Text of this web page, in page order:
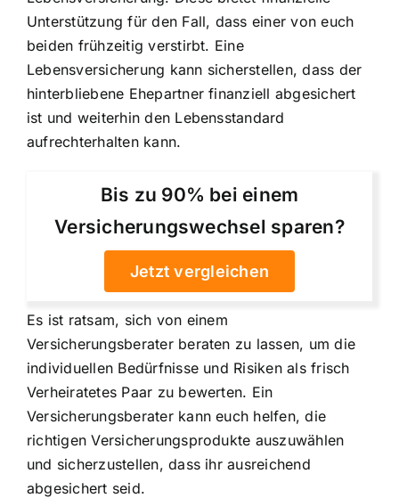
Unterstützung für den Fall, dass einer von euch
beiden frühzeitig verstirbt. Eine
Lebensversicherung kann sicherstellen, dass der
hinterbliebene Ehepartner finanziell abgesichert
ist und weiterhin den Lebensstandard
aufrechterhalten kann.
Bis zu 90% bei einem
Versicherungswechsel sparen?
Jetzt vergleichen
Es ist ratsam, sich von einem
Versicherungsberater beraten zu lassen, um die
individuellen Bedürfnisse und Risiken als frisch
Verheiratetes Paar zu bewerten. Ein
Versicherungsberater kann euch helfen, die
richtigen Versicherungsprodukte auszuwählen
und sicherzustellen, dass ihr ausreichend
abgesichert seid.